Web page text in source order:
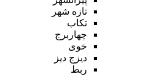
تازه شهر
تکاب
چهاربرج
خوی
دیزج دیز
ربط